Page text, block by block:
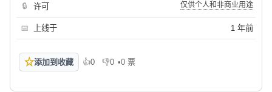
🔒 许可 仅供个人和非商业用途
📅 上线于 1 年前
☆添加到收藏 👍0
喜欢 👎0
不喜欢
•0 票